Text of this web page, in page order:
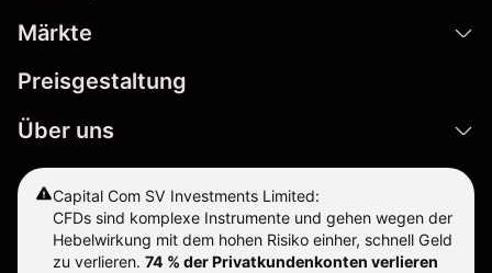
Märkte
Preisgestaltung
Über uns
Capital Com SV Investments Limited:
CFDs sind komplexe Instrumente und gehen wegen der
Hebelwirkung mit dem hohen Risiko einher, schnell Geld
zu verlieren. 74 % der Privatkundenkonten verlieren